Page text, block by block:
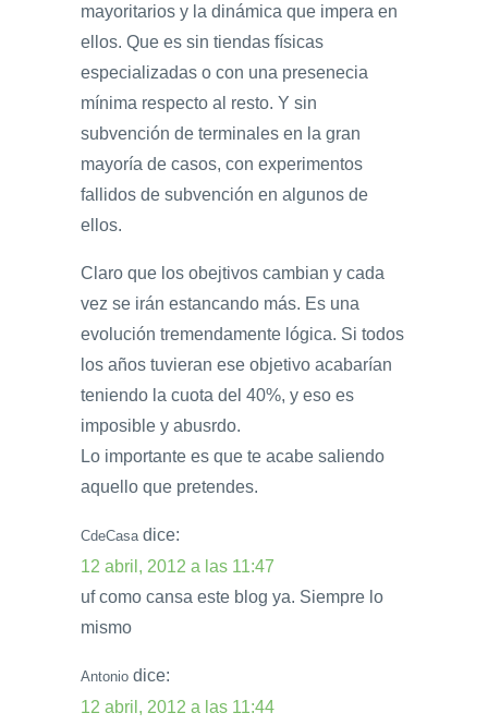
mayoritarios y la dinámica que impera en
ellos. Que es sin tiendas físicas
especializadas o con una presenecia
mínima respecto al resto. Y sin
subvención de terminales en la gran
mayoría de casos, con experimentos
fallidos de subvención en algunos de
ellos.
Claro que los obejtivos cambian y cada
vez se irán estancando más. Es una
evolución tremendamente lógica. Si todos
los años tuvieran ese objetivo acabarían
teniendo la cuota del 40%, y eso es
imposible y abusrdo.
Lo importante es que te acabe saliendo
aquello que pretendes.
CdeCasa dice:
12 abril, 2012 a las 11:47
uf como cansa este blog ya. Siempre lo
mismo
Antonio dice:
12 abril, 2012 a las 11:44